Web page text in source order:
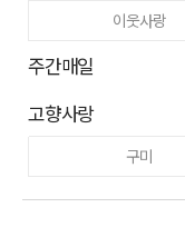
이웃사랑
주간매일
고향사랑
구미